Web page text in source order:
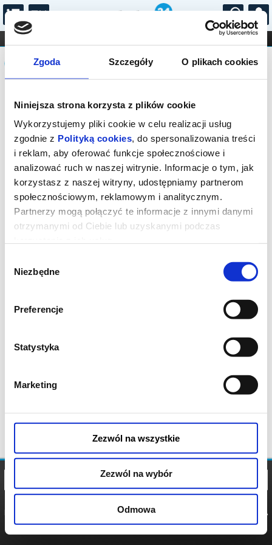
Zgoda Szczegóły O plikach cookies
Niniejsza strona korzysta z plików cookie
Wykorzystujemy pliki cookie w celu realizacji usług
zgodnie z Polityką cookies, do spersonalizowania treści
i reklam, aby oferować funkcje społecznościowe i
analizować ruch w naszej witrynie. Informacje o tym, jak
korzystasz z naszej witryny, udostępniamy partnerom
społecznościowym, reklamowym i analitycznym.
Partnerzy mogą połączyć te informacje z innymi danymi
otrzymanymi od Ciebie lub uzyskanymi podczas
zgody
Niezbędne
Preferencje
Statystyka
Marketing
Zezwól na wszystkie
Zezwól na wybór
Odmowa
...
FILHARMONIA OPERA I BALET
STAND-UP
DLA DZIECI
Komunikat
Sprzedaż on-line została zakończona,
sprawdź dostępność biletów w kasach
instytucji.
POLITYKA
POLITYKA